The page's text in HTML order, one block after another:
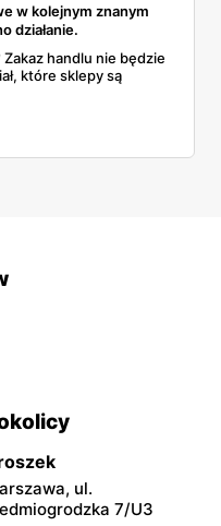
w kolejnym znanym
działanie.
handlu nie będzie
które sklepy są
ul.
7/U3